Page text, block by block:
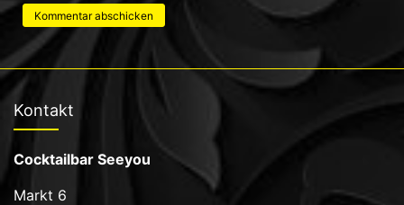
Kontakt
Cocktailbar Seeyou
Markt 6